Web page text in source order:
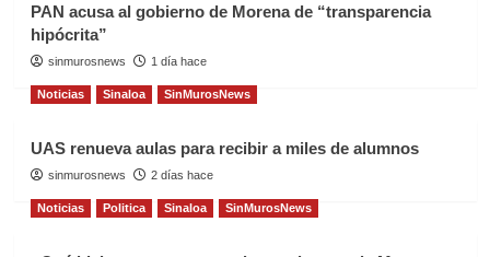
PAN acusa al gobierno de Morena de “transparencia
hipócrita”
sinmurosnews 1 día hace
Noticias Sinaloa SinMurosNews
UAS renueva aulas para recibir a miles de alumnos
sinmurosnews 2 días hace
Noticias Politica Sinaloa SinMurosNews